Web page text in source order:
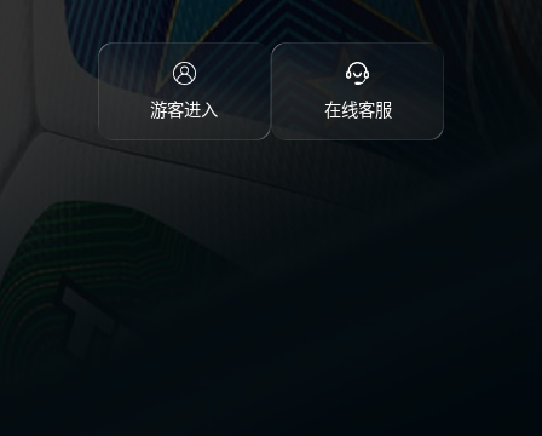
游客进入 在线客服